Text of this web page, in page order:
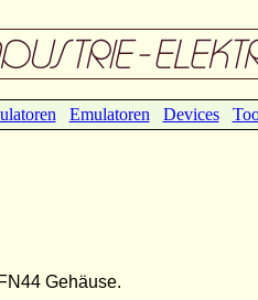
Emulatoren Devices
Gehäuse.